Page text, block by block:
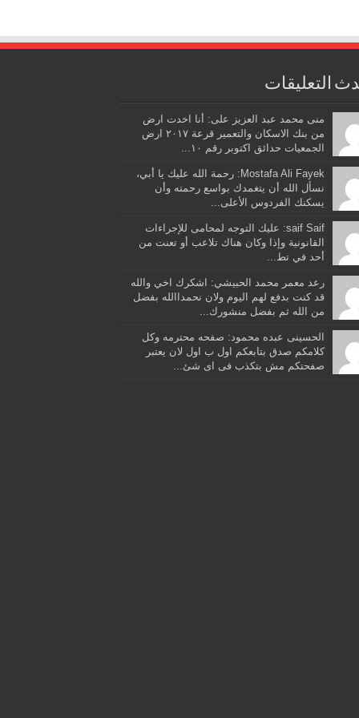
التعليقات
منى محمد عبد العزيز على: أنا اخدت ارض
من بنك الاسكان والتعمير قرعة ٢٠١٧ ارض
الجمعيات حدائق اكتوبر رقم ١٠...
Mostafa Ali Fayek: رحمة الله عليك يا أبي،
نسأل الله أن يتغمدك بواسع رحمته وأن
يسكنك الفردوس الأعلى...
saif Saif: عليك التوجه لمحامى للإجراءات
القانونية وإذا وكان هناك تلاعب أو تعنت من
أحد في تط...
رعد معمر محمد الحبيشي: اشكرك اخي والله
قد كنت بدفع لهم اليوم ولان نحمداالله بفضل
من الله ثم بفضل منشورك...
الحسينى عبده محمود: صفحه محترمه وكل
كلامكم صدق بتابعكم اول ب اول لان يعتبر
صفحتكم مش بتكذب فى اى شئ...